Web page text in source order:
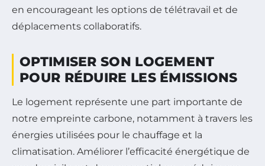
en encourageant les options de télétravail et de
déplacements collaboratifs.
OPTIMISER SON LOGEMENT
POUR RÉDUIRE LES ÉMISSIONS
Le logement représente une part importante de
notre empreinte carbone, notamment à travers les
énergies utilisées pour le chauffage et la
climatisation. Améliorer l’efficacité énergétique de